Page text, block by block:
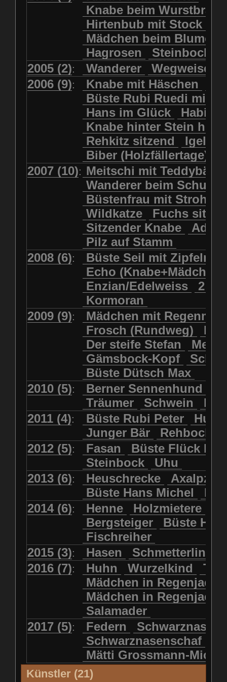
Mädchen beim Blumenpflücken
Mädchen in Regenjacke
Mädchen in Regenjacke und
Mädchen mit Regenmolch
Mädchen mit Schmetterling
Mätti Grossmann-Michel
Meitschi (Rundweg)
Meitschi mit Teddybär
Pilzfraueli Risetenmandli
Sitzender Knabe Tengeler
Wanderer
Wanderer beim Schuhbinden
Wegweiser Wilde Hilde
Wildhüter Wurzelkind
Luchs schreitend
Luchs sitzend Murmeltier
Murmeltiere Rehbockkopf
Rehkitz Rehkitz sitzend
Salamader Schmetterling
Schmetterlinge Schnecke
Schwarznasenschaf
Schwarznasenschaf mit Kalb
Steinbock
Steinbock Steinmarder
Uhu Uhu mit Jungen
Waschbär Wildkatze
Wolf Ziegenkopf
Knabe beim
Hirtenbub mit Stock
Mädchen beim
Hagrosen
Steinbock
2005 (2): Wanderer
Wegweiser
2006 (9): Knabe mit Häschen
Büste Rubi Ruedi mit
Hans im Glück
Knabe hinter Stein
Rehkitz sitzend
Igel
Biber (Holzfällertage)
2007 (10): Meitschi mit Teddybär
Wanderer beim
Büstenfrau mit Strohut
Wildkatze
Fuchs
Sitzender Knabe
Adler
Pilz auf Stamm
2008 (6):
Büste Seil mit
Echo
Enzian/Edelweiss
2
Kormoran
2009 (9):
Mädchen mit
Frosch (Rundweg)
Der steife Stefan
Gämsbock-Kopf
Büste Dütsch Max
2010 (5): Berner Sennenhund
Träumer
Schwein
2011 (4): Büste Rubi Peter
Junger Bär
2012 (5): Fasan
Büste Flück
Steinbock
Uhu
2013 (6): Heuschrecke
Büste Hans Michel
2014 (6): Henne Holzmietere
Bergsteiger
Büste HP
Fischreiher
2015 (3): Hasen Schmetterlinge
2016 (7): Huhn Wurzelkind
Mädchen in
Mädchen in Regenjacke
Salamader
2017 (5): Federn
Schwarznasenschaf
Mätti Grossmann-
Künstler (21)